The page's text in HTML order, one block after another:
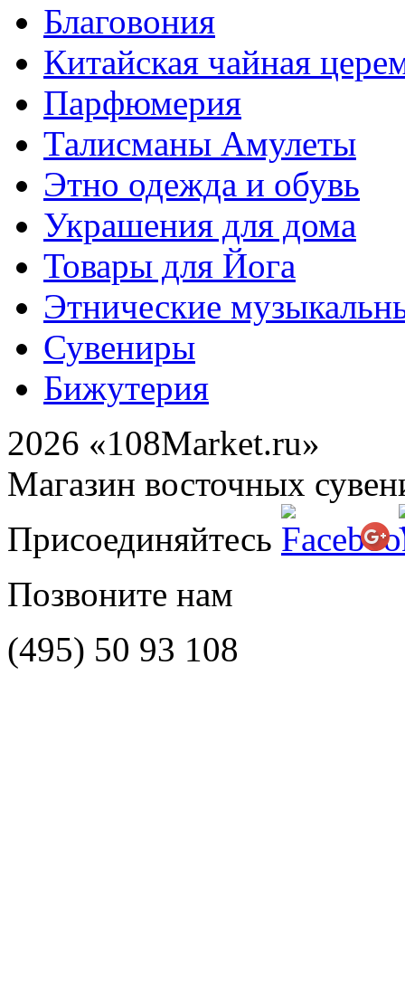
Благовония
Китайская чайная
Парфюмерия
Талисманы Амулеты
Этно одежда и обувь
Украшения для дома
Товары для Йога
Этнические
Сувениры
Бижутерия
2026 «108Market.ru»
Магазин восточных
Присоединяйтесь
Позвоните нам
(495) 50 93 108